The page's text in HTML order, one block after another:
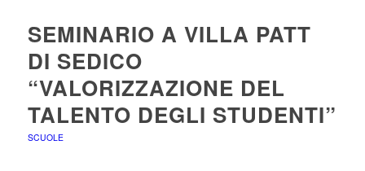
SEMINARIO A VILLA PATT
DI SEDICO
“VALORIZZAZIONE DEL
TALENTO DEGLI STUDENTI”
SCUOLE